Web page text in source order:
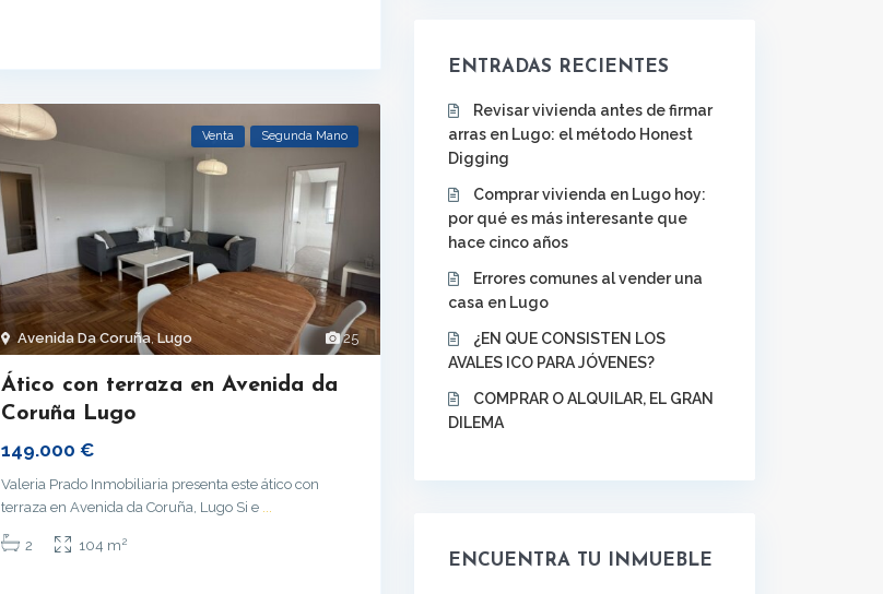
25
Avenida Da Coruña,Lugo
Venta Segunda Mano
Ático con terraza en Avenida da
Coruña Lugo
149.000 €
Valeria Prado Inmobiliaria presenta este ático con
terraza en Avenida da Coruña, Lugo Si e
2 104 m2
ENTRADAS RECIENTES
Revisar vivienda antes de firmar
arras en Lugo: el método Honest
Digging
Comprar vivienda en Lugo hoy:
por qué es más interesante que
hace cinco años
Errores comunes al vender una
casa en Lugo
¿EN QUE CONSISTEN LOS
AVALES ICO PARA JÓVENES?
COMPRAR O ALQUILAR, EL GRAN
DILEMA
ENCUENTRA TU INMUEBLE